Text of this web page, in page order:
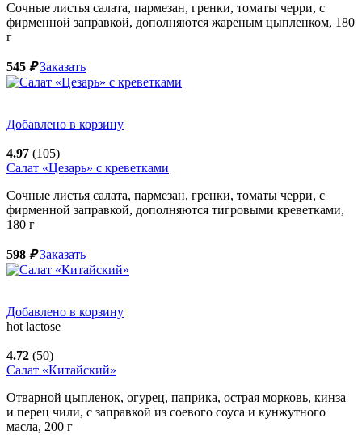
Сочные листья салата, пармезан, гренки, томаты черри, с
фирменной заправкой, дополняются жареным цыпленком, 180
г
545 ₽ Заказать
Добавлено в корзину
4.97 (105)
Салат «Цезарь» с креветками
Сочные листья салата, пармезан, гренки, томаты черри, с
фирменной заправкой, дополняются тигровыми креветками,
180 г
598 ₽ Заказать
Добавлено в корзину
hot lactose
4.72 (50)
Салат «Китайский»
Отварной цыпленок, огурец, паприка, острая морковь, кинза
и перец чили, с заправкой из соевого соуса и кунжутного
масла, 200 г